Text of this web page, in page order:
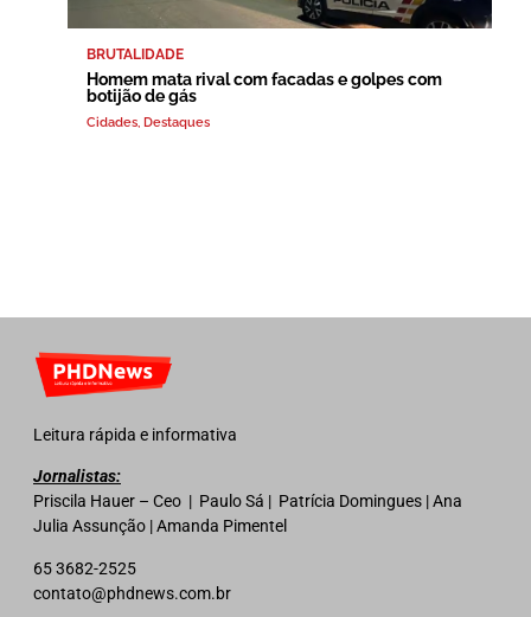
BRUTALIDADE
Homem mata rival com facadas e golpes com
botijão de gás
Cidades Destaques
Leitura rápida e informativa
Jornalistas:
Priscila Hauer – Ceo | Paulo Sá | Patrícia Domingues | Ana
Julia Assunção | Amanda Pimentel
65 3682-2525
contato@phdnews.com.br